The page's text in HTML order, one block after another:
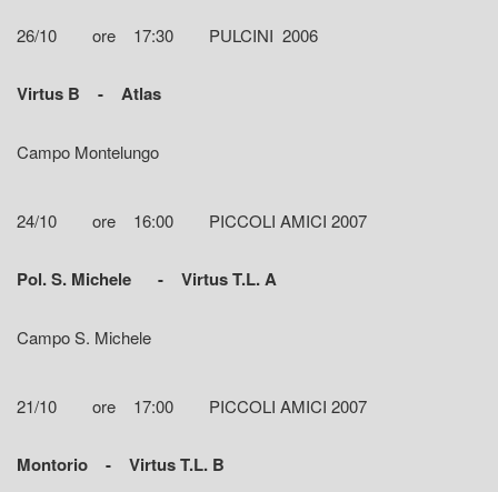
26/10 ore 17:30 PULCINI 2006
Virtus B - Atlas
Campo Montelungo
24/10 ore 16:00 PICCOLI AMICI 2007
Pol. S. Michele - Virtus T.L. A
Campo S. Michele
21/10 ore 17:00 PICCOLI AMICI 2007
Montorio - Virtus T.L. B